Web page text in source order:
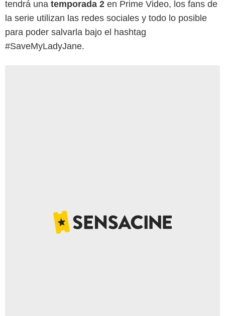
tendrá una temporada 2 en Prime Video, los fans de
la serie utilizan las redes sociales y todo lo posible
para poder salvarla bajo el hashtag
#SaveMyLadyJane.